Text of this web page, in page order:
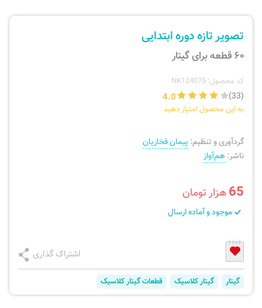
نی، فلوت، سازهای بادی
ارسال سفارش
تصویر تازه دوره ابتدایی
۶۰ قطعه برای گیتار
کد محصول: NK124075
(33)
4.0
به این محصول امتیاز دهید
گردآوری و تنظیم: پیمان فخاریان
ناشر: هم‌آواز
65هزار تومان
موجود و آماده ارسال
اشتراک گذاری
گیتار گیتار کلاسیک قطعات گیتار کلاسیک